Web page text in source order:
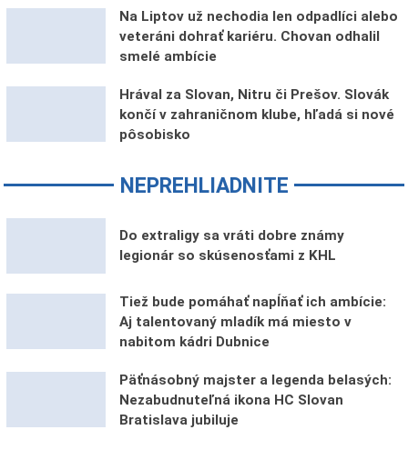
Na Liptov už nechodia len odpadlíci alebo
veteráni dohrať kariéru. Chovan odhalil
smelé ambície
Hrával za Slovan, Nitru či Prešov. Slovák
končí v zahraničnom klube, hľadá si nové
pôsobisko
NEPREHLIADNITE
Do extraligy sa vráti dobre známy
legionár so skúsenosťami z KHL
Tiež bude pomáhať napĺňať ich ambície:
Aj talentovaný mladík má miesto v
nabitom kádri Dubnice
Päťnásobný majster a legenda belasých:
Nezabudnuteľná ikona HC Slovan
Bratislava jubiluje